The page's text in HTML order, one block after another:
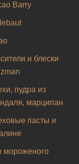
Barry
и блески
пудра из
марципан
пасты и
мороженого